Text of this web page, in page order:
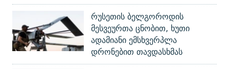
რუსეთის ბელგოროდის
მესვეურთა ცნობით, ხუთი
ადამიანი ემსხვერპლა
დრონებით თავდასხმას